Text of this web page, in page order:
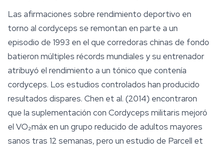
Las afirmaciones sobre rendimiento deportivo en
torno al cordyceps se remontan en parte a un
episodio de 1993 en el que corredoras chinas de fondo
batieron múltiples récords mundiales y su entrenador
atribuyó el rendimiento a un tónico que contenía
cordyceps. Los estudios controlados han producido
resultados dispares. Chen et al. (2014) encontraron
que la suplementación con Cordyceps militaris mejoró
el VO₂máx en un grupo reducido de adultos mayores
sanos tras 12 semanas, pero un estudio de Parcell et